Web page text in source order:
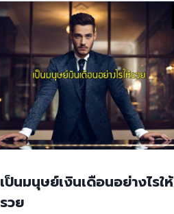
เป็นมนุษย์เงินเดือนอย่างไรให้
รวย